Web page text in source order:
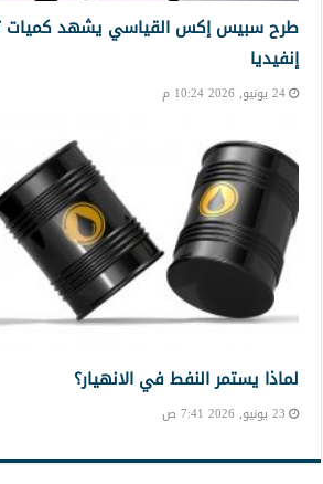
طرح سبيس إكس القياسي يشهد كميات
إنفيديا
24 يونيو, 2026 10:24 م
لماذا يستمر النفط في الانهيار؟
23 يونيو, 2026 7:41 ص